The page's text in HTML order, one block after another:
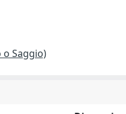
Saggio)